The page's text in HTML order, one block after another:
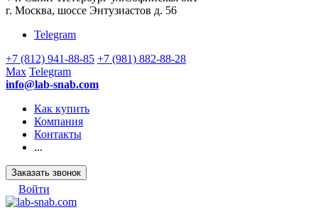
г. Москва, шоссе Энтузиастов д. 56
Telegram
+7 (812) 941-88-85 +7 (981) 882-88-28
Max Telegram
info@lab-snab.com
Как купить
Компания
Контакты
...
Заказать звонок
Войти